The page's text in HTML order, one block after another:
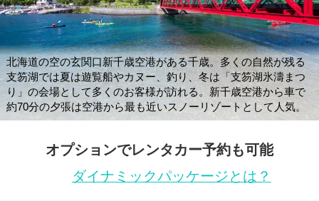
北海道の空の玄関口新千歳空港がある千歳。多くの自然が残る
支笏湖では夏は遊覧船やカヌー、釣り、冬は「支笏湖氷濤まつ
り」の会場として多くのお客様が訪れる。新千歳空港から車で
約70分の夕張は空港から最も近いスノーリゾートとして人気。
オプションでレンタカー予約も可能
ダイナミックパッケージとは？